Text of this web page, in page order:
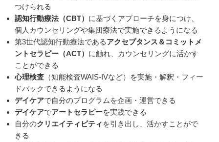
つけられる
認知行動療法（CBT） に基づくアプローチを身につけ、
個人カウンセリングや集団療法で実施できるようになる
第3世代認知行動療法であるアクセプタンス＆コミットメ
ントセラピー（ACT） に触れ、カウンセリングに活かす
ことができる
心理検査 （知能検査WAIS-IVなど）を実施・解釈・フィー
ドバックできるようになる
デイケアで自分のプログラムを企画・運営できる
デイケアでアートセラピーを実践できる
自分のクリエイティビティ を引き出し、活かすことがで
きる